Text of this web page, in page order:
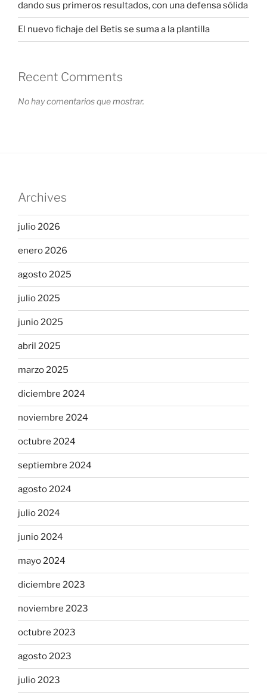
dando sus primeros resultados, con una defensa sólida
El nuevo fichaje del Betis se suma a la plantilla
Recent Comments
No hay comentarios que mostrar.
Archives
julio 2026
enero 2026
agosto 2025
julio 2025
junio 2025
abril 2025
marzo 2025
diciembre 2024
noviembre 2024
octubre 2024
septiembre 2024
agosto 2024
julio 2024
junio 2024
mayo 2024
diciembre 2023
noviembre 2023
octubre 2023
agosto 2023
julio 2023